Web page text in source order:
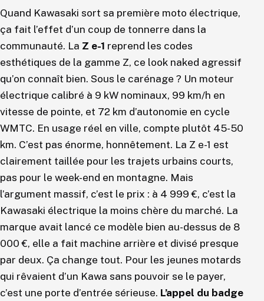
Quand Kawasaki sort sa première moto électrique,
ça fait l’effet d’un coup de tonnerre dans la
communauté. La Z e-1 reprend les codes
esthétiques de la gamme Z, ce look naked agressif
qu’on connaît bien. Sous le carénage ? Un moteur
électrique calibré à 9 kW nominaux, 99 km/h en
vitesse de pointe, et 72 km d’autonomie en cycle
WMTC. En usage réel en ville, compte plutôt 45-50
km. C’est pas énorme, honnêtement. La Z e-1 est
clairement taillée pour les trajets urbains courts,
pas pour le week-end en montagne. Mais
l’argument massif, c’est le prix : à 4 999 €, c’est la
Kawasaki électrique la moins chère du marché. La
marque avait lancé ce modèle bien au-dessus de 8
000 €, elle a fait machine arrière et divisé presque
par deux. Ça change tout. Pour les jeunes motards
qui rêvaient d’un Kawa sans pouvoir se le payer,
c’est une porte d’entrée sérieuse. L’appel du badge